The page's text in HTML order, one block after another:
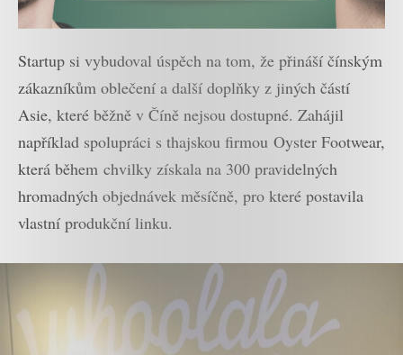
Startup si vybudoval úspěch na tom, že přináší čínským
zákazníkům oblečení a další doplňky z jiných částí
Asie, které běžně v Číně nejsou dostupné. Zahájil
například spolupráci s thajskou firmou Oyster Footwear,
která během chvilky získala na 300 pravidelných
hromadných objednávek měsíčně, pro které postavila
vlastní produkční linku.